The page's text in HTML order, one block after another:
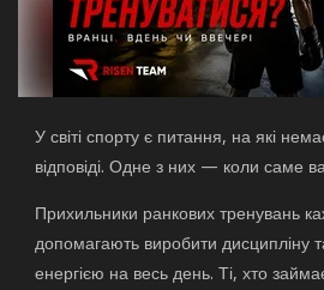
У світі спорту є питання, на які
відповіді. Одне з них — коли саме
Прихильники ранкових тренувань
допомагають виробити дисципліну
енергією на весь день. Ті, хто